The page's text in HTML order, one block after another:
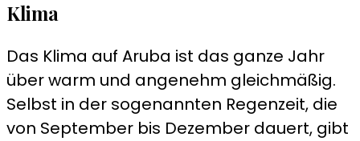
Klima
Das Klima auf Aruba ist das ganze Jahr
über warm und angenehm gleichmäßig.
Selbst in der sogenannten Regenzeit, die
von September bis Dezember dauert, gibt